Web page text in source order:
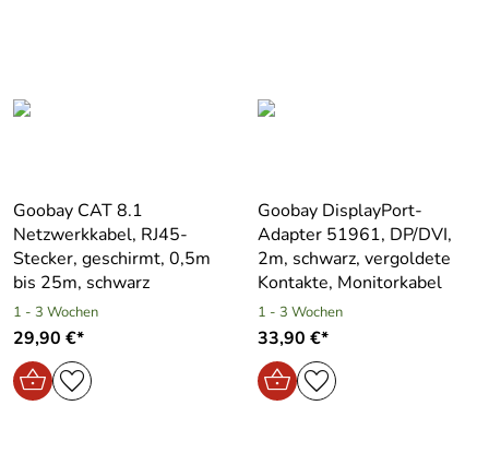
Goobay CAT 8.1
Netzwerkkabel, RJ45-
Stecker, geschirmt, 0,5m
bis 25m, schwarz
1 - 3 Wochen
29,90 €*
Goobay DisplayPort-
Adapter 51961, DP/DVI,
2m, schwarz, vergoldete
Kontakte, Monitorkabel
1 - 3 Wochen
33,90 €*